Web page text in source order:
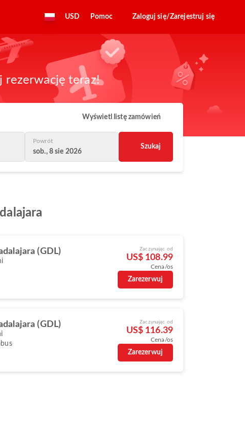
USD Pomoc Zaloguj się/Zarejestruj się
rezerwację teraz!
Wyświetl listę zamówień
Powrót
sob., 8 sie 2026
Szukaj
(GDL) Zaczynając od
US$ 108.99
Cena/os
Zarezerwuj
(GDL) Zaczynając od
US$ 116.39
Cena/os
Zarezerwuj